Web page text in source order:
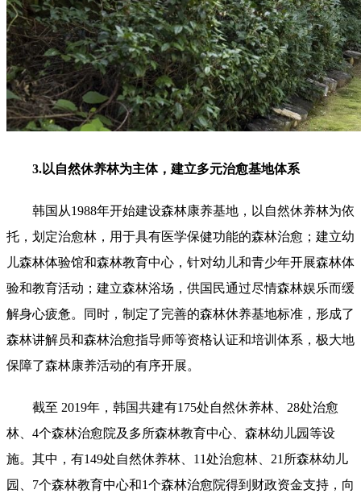
3.以自然休养林为主体，建立多元治愈基地体系
韩国从1988年开始建设森林康养基地，以自然休养林为依
托，划定治愈林，用于具有医学保健功能的森林治愈；建立幼
儿森林体验馆和森林教育中心，针对幼儿和青少年开展森林体
验和教育活动；建立森林浴场，供国民通过尽情森林娱乐而缓
解身心疲惫。同时，制定了完善的森林休养基地标准，形成了
森林讲解员和森林治愈指导师等资格认证和培训体系，极大地
保障了森林康养活动的有序开展。
截至 2019年，韩国共建有175处自然休养林、28处治愈
林、4个森林治愈院及多所森林教育中心、森林幼儿园等设
施。其中，有149处自然休养林、11处治愈林、21所森林幼儿
园、7个森林教育中心和1个森林治愈院得到财政资金支持，向